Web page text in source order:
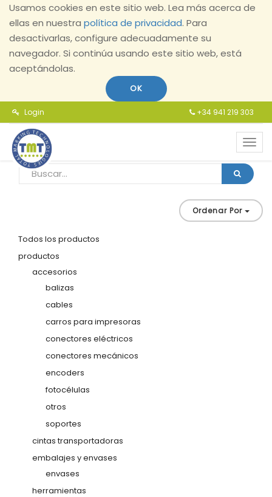
Usamos cookies en este sitio web. Lea más acerca de
ellas en nuestra política de privacidad. Para
desactivarlas, configure adecuadamente su
navegador. Si continúa usando este sitio web, está
aceptándolas.
OK
+34 941 219 303
Login
Ordenar Por
Todos los productos
productos
accesorios
balizas
cables
carros para impresoras
conectores eléctricos
conectores mecánicos
encoders
fotocélulas
otros
soportes
cintas transportadoras
embalajes y envases
envases
herramientas